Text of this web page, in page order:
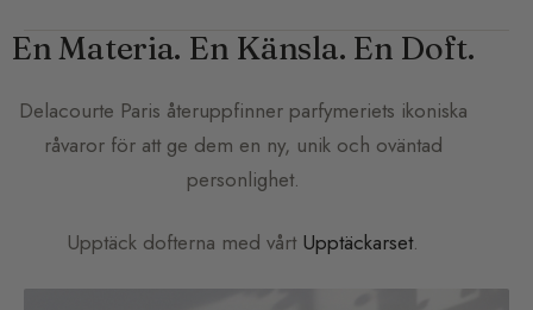
En Materia. En Känsla. En Doft.
Delacourte Paris återuppfinner parfymeriets ikoniska
råvaror för att ge dem en ny, unik och oväntad
personlighet.
Upptäck dofterna med vårt Upptäckarset.